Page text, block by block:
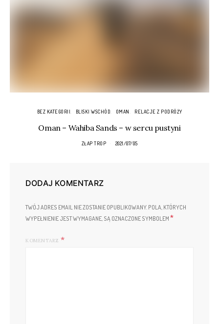
BEZ KATEGORII BLISKI WSCHÓD OMAN RELACJE Z PODRÓŻY
Oman – Wahiba Sands – w sercu pustyni
ZŁAP TROP 2021/07/05
DODAJ KOMENTARZ
TWÓJ ADRES EMAIL NIE ZOSTANIE OPUBLIKOWANY. POLA, KTÓRYCH
WYPEŁNIENIE JEST WYMAGANE, SĄ OZNACZONE SYMBOLEM *
KOMENTARZ